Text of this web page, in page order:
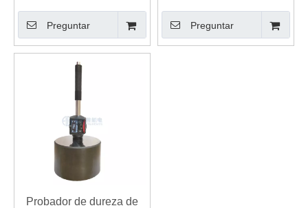
rebote con impresora L-3
Preguntar
portátil de alta precisión
con cuerpo de metal
Preguntar
Probador de dureza de